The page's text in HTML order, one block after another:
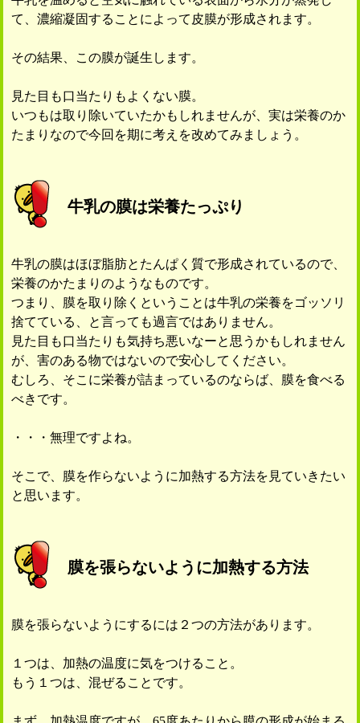
て、濃縮凝固することによって皮膜が形成されます。
その結果、この膜が誕生します。
見た目も口当たりもよくない膜。
いつもは取り除いていたかもしれませんが、実は栄養のか
たまりなので今回を期に考えを改めてみましょう。
牛乳の膜は栄養たっぷり
牛乳の膜はほぼ脂肪とたんぱく質で形成されているので、
栄養のかたまりのようなものです。
つまり、膜を取り除くということは牛乳の栄養をゴッソリ
捨てている、と言っても過言ではありません。
見た目も口当たりも気持ち悪いなーと思うかもしれません
が、害のある物ではないので安心してください。
むしろ、そこに栄養が詰まっているのならば、膜を食べる
べきです。
・・・無理ですよね。
そこで、膜を作らないように加熱する方法を見ていきたい
と思います。
膜を張らないように加熱する方法
膜を張らないようにするには２つの方法があります。
１つは、加熱の温度に気をつけること。
もう１つは、混ぜることです。